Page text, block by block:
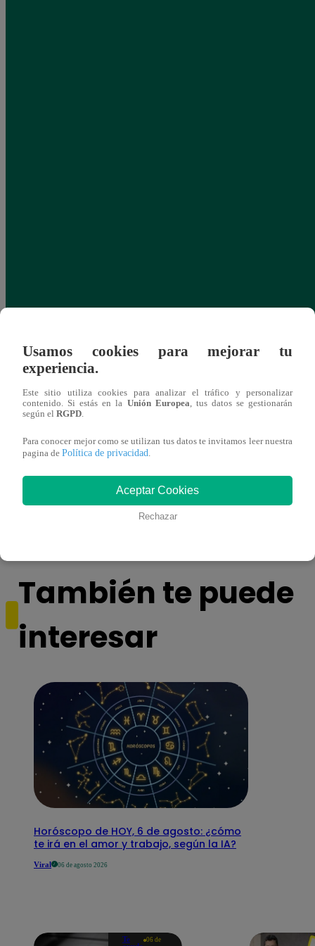
Asesinan a comerciante ferretero dentro de
galería en San Juan de Lurigancho
También te puede
interesar
Horóscopo de HOY, 6 de agosto: ¿cómo
te irá en el amor y trabajo, según la IA?
Viral 06 de agosto 2026
Te
06 de
Usamos cookies para mejorar tu
experiencia.
Este sitio utiliza cookies para analizar el tráfico y personalizar
contenido. Si estás en la Unión Europea , tus datos se gestionarán
según el RGPD
Para conocer mejor como se utilizan tus datos te invitamos leer nuestra
pagina de Política de privacidad
Aceptar Cookies
Rechazar